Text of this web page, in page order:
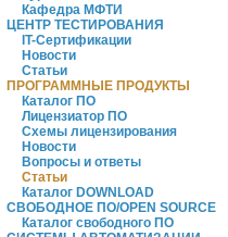
Кафедра МФТИ
ЦЕНТР ТЕСТИРОВАНИЯ
IT-Сертификации
Новости
Статьи
ПРОГРАММНЫЕ ПРОДУКТЫ
Каталог ПО
Лицензиатор ПО
Схемы лицензирования
Новости
Вопросы и ответы
Статьи
Каталог DOWNLOAD
СВОБОДНОЕ ПО/OPEN SOURCE
Каталог свободного ПО